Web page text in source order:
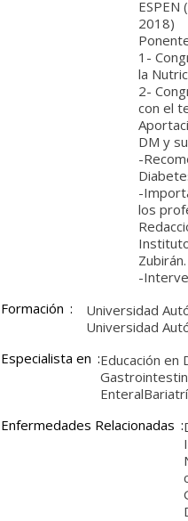
2018)
1-
la
2-
con el
DM y
-
-
los
-
Formación
Universidad
Universidad
Especialista en Educación en
Enfermedades Relacionadas